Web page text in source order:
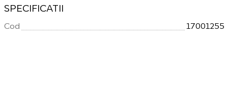
SPECIFICATII
Cod 17001255